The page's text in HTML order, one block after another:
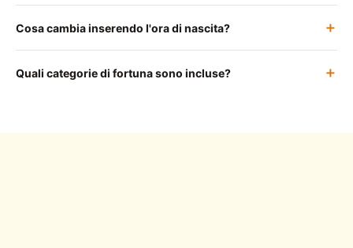
Cosa cambia inserendo l'ora di nascita?
Quali categorie di fortuna sono incluse?